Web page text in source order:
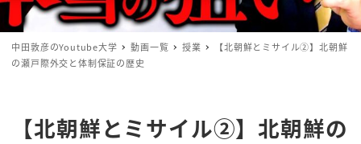
中田敦彦のYoutube大学 動画一覧 授業
【北朝鮮とミサイル②】北朝鮮
の瀬戸際外交と体制保証の歴史
【北朝鮮とミサイル②】北朝鮮の